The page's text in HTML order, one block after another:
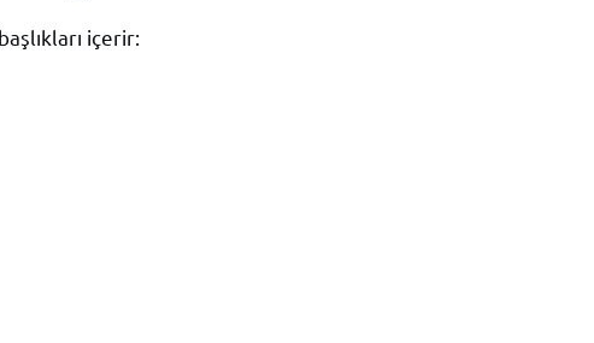
içerir: